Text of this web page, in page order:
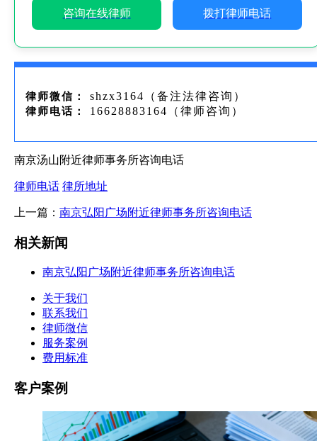
咨询在线律师 拨打律师电话
律师微信： shzx3164（备注法律咨询）
律师电话： 16628883164（律师咨询）
南京汤山附近律师事务所咨询电话
律师电话 律所地址
上一篇： 南京弘阳广场附近律师事务所咨询电话
相关新闻
南京弘阳广场附近律师事务所咨询电话
关于我们
联系我们
律师微信
服务案例
费用标准
客户案例